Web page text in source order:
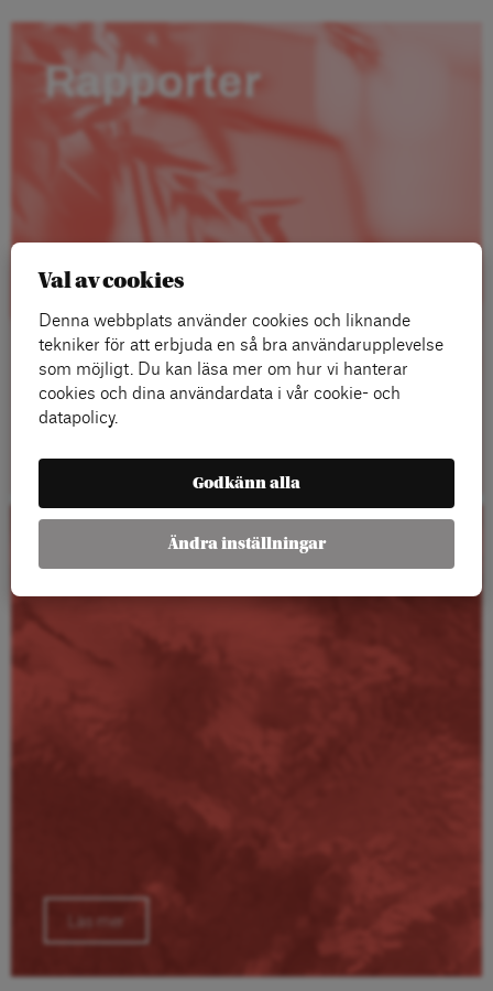
Rapporter
Kalender
Läs mer
Val av cookies
Denna webbplats använder cookies och liknande
tekniker för att erbjuda en så bra användarupplevelse
som möjligt. Du kan läsa mer om hur vi hanterar
cookies och dina användardata i vår cookie- och
datapolicy.
Godkänn alla
Ändra inställningar